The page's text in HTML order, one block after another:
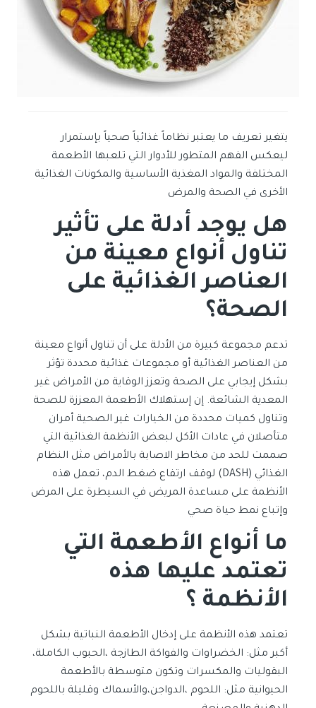
يتغير تعريف ما يعتبر نظاماً غذائياً صحياً بإستمرار
ليعكس الفهم المتطور للأدوار التي تلعبها الأطعمة
المختلفة والمواد المغذية الأساسية والمكونات الغذائية
الأخرى في الصحة والمرض
هل يوجد أدلة على تأثير
تناول أنواع معينة من
العناصر الغذائية على
الصحة؟
تدعم مجموعة كبيرة من الأدلة على أن تناول أنواع معينة
من العناصر الغذائية أو مجموعات غذائية محددة تؤثر
بشكل إيجابي على الصحة وتعزز الوقاية من الأمراض غير
المعدية الشائعة. إن إستهلاك الأطعمة المعززة للصحة
وتناول كميات محددة من الخيارات غير الصحية أمران
متأصلان في عادات الأكل لبعض الأنظمة الغذائية التي
صممت للحد من مخاطر الاصابة بالأمراض مثل النظام
الغذائي (DASH) لوقف ارتفاع ضغط الدم، تعمل هذه
الأنظمة على مساعدة المريض في السيطرة على المرض
وإتباع نمط حياة صحي
ما أنواع الأطعمة التي
تعتمد عليها هذه
الأنظمة ؟
تعتمد هذه الأنظمة على إدخال الأطعمة النباتية بشكل
أكبر مثل: الخضراوات والفواكة الطازجة ،الحبوب الكاملة،
البقوليات والمكسرات وتكون متوسطة بالأطعمة
الحيوانية مثل: اللحوم ،الدواجن،والأسماك وقليلة باللحوم